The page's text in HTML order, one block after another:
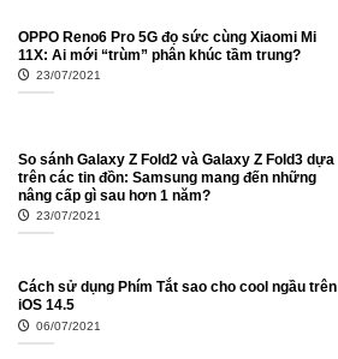
2 trên 5 sao
3 trên 5 sao
4 trên 5 sao
OPPO Reno6 Pro 5G đọ sức cùng Xiaomi Mi
11X: Ai mới “trùm” phân khúc tầm trung?
23/07/2021
So sánh Galaxy Z Fold2 và Galaxy Z Fold3 dựa
trên các tin đồn: Samsung mang đến những
nâng cấp gì sau hơn 1 năm?
23/07/2021
Cách sử dụng Phím Tắt sao cho cool ngầu trên
iOS 14.5
06/07/2021